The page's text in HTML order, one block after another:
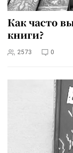
Как часто
книги?
2573 0